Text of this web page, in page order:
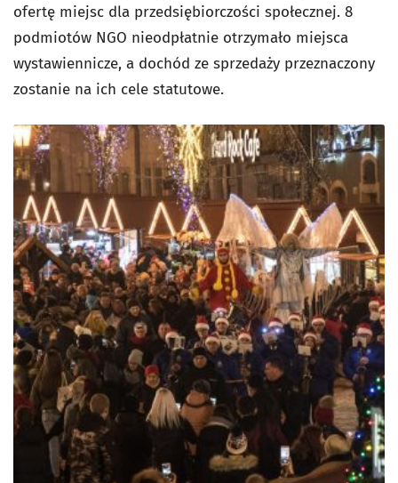
ofertę miejsc dla przedsiębiorczości społecznej. 8
podmiotów NGO nieodpłatnie otrzymało miejsca
wystawiennicze, a dochód ze sprzedaży przeznaczony
zostanie na ich cele statutowe.